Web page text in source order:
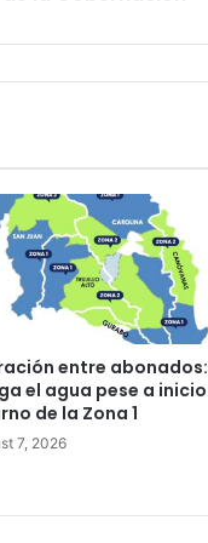
entre abonados:
el agua pese a inicio
de la Zona 1
7, 2026